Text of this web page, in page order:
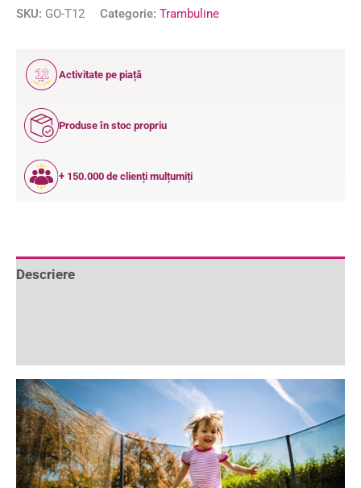
SKU: GO-T12 Categorie: Trambuline
12
ANI
Activitate pe piață
Produse în stoc propriu
+ 150.000 de clienți mulțumiți
Descriere